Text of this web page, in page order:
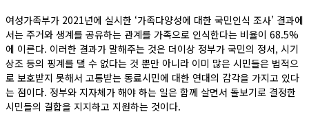
여성가족부가 2021년에 실시한 ‘가족다양성에 대한 국민인식 조사’ 결과에
서는 주거와 생계를 공유하는 관계를 가족으로 인식한다는 비율이 68.5%
에 이른다. 이러한 결과가 말해주는 것은 더이상 정부가 국민의 정서, 시기
상조 등의 핑계를 댈 수 없다는 것 뿐만 아니라 이미 많은 시민들은 법적으
로 보호받지 못해서 고통받는 동료시민에 대한 연대의 감각을 가지고 있다
는 점이다. 정부와 지자체가 해야 하는 일은 함께 살면서 돌보기로 결정한
시민들의 결합을 지지하고 지원하는 것이다.